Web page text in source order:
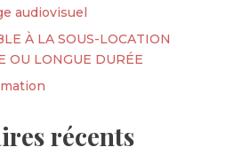
audiovisuel
À LA SOUS-LOCATION
OU LONGUE DURÉE
récents